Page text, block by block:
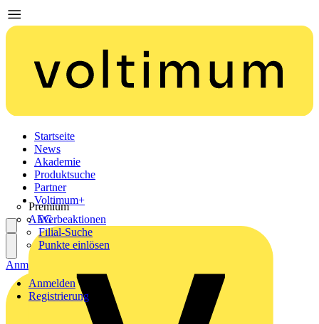
Startseite
News
Akademie
Produktsuche
Partner
Premium
AEG
Voltimum+
Werbeaktionen
Filial-Suche
Punkte einlösen
Anmelden
Registrierung
Anmelden